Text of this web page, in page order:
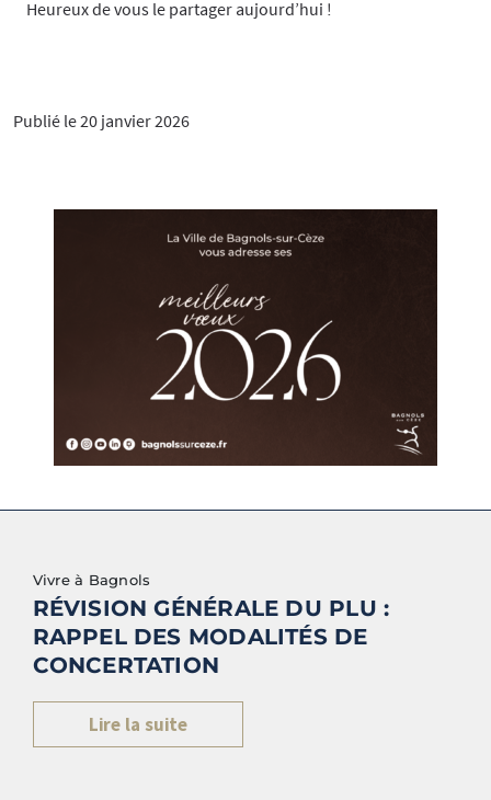
Heureux de vous le partager aujourd’hui !
Publié le 20 janvier 2026
RÉVISION GÉNÉRALE DU PLU :
RAPPEL DES MODALITÉS DE
CONCERTATION
Vivre à Bagnols
Lire la suite